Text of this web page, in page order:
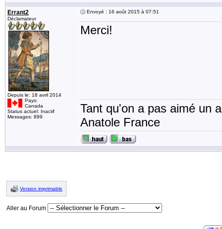
Errant2
Déclamateur
Depuis le: 18 avril 2014
Pays:
Canada
Status actuel: Inactif
Messages: 899
Envoyé : 16 août 2015 à 07:51
Merci!
Tant qu'on a pas aimé un
Anatole France
Version imprimable
Aller au Forum